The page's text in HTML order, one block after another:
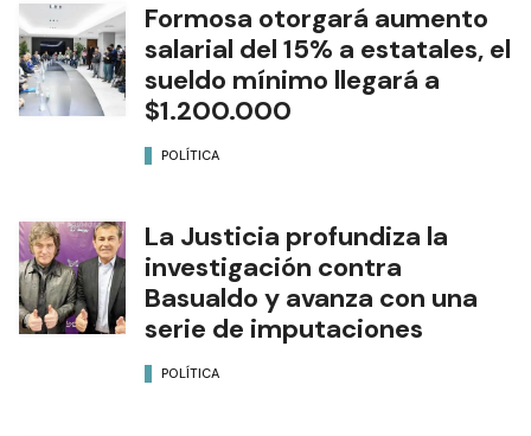
Formosa otorgará aumento
salarial del 15% a estatales, el
sueldo mínimo llegará a
$1.200.000
POLÍTICA
La Justicia profundiza la
investigación contra
Basualdo y avanza con una
serie de imputaciones
POLÍTICA